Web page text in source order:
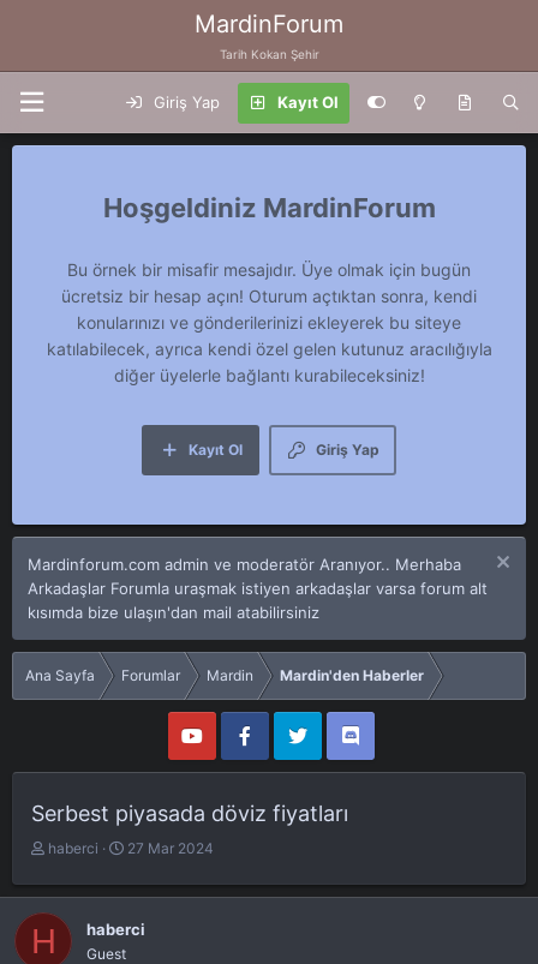
MardinForum
Tarih Kokan Şehir
Giriş Yap Kayıt Ol
MardinForum
Bu örnek bir misafir mesajıdır. Üye olmak için bugün
ücretsiz bir hesap açın! Oturum açtıktan sonra, kendi
konularınızı ve gönderilerinizi ekleyerek bu siteye
katılabilecek, ayrıca kendi özel gelen kutunuz aracılığıyla
diğer üyelerle bağlantı kurabileceksiniz!
Giriş Yap
Kayıt Ol
Mardinforum.com admin ve moderatör Aranıyor.. Merhaba
Arkadaşlar Forumla uraşmak istiyen arkadaşlar varsa forum alt
kısımda bize ulaşın'dan mail atabilirsiniz
Ana Sayfa Forumlar Mardin Mardin'den Haberler
Serbest piyasada döviz fiyatları
K
n
u
y
haberci
B
ş
a
27 Mar 2024
H haberci
Guest